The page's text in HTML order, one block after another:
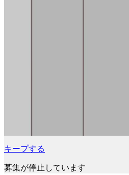
キープする
募集が停止しています